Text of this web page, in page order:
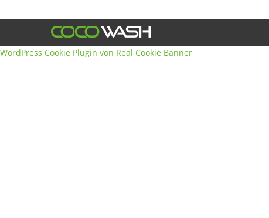
WordPress Cookie Plugin von Real Cookie Banner